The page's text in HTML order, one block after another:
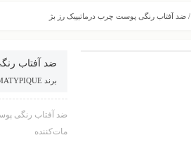
/ ضد آفتاب رنگی پوست چرب درماتیپیک رز بژ
ضد آفتاب
برند
ضد آفتاب رنگی
مات‌کننده